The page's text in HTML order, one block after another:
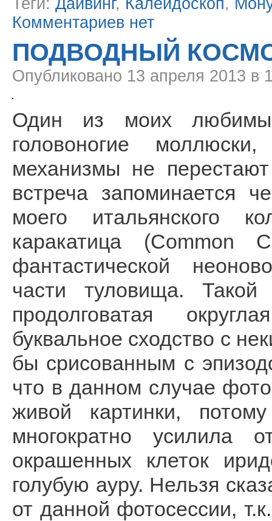
Теги: Дайвинг, Калейдоскоп,
Комментариев нет
ПОДВОДНЫЙ
Опубликовано 13 апреля 2013 в
Один из моих
головоногие
механизмы не
встреча запоминается
моего итальянского
каракатица
фантастической
части туловища.
продолговатая
буквальное сходство с
бы срисованным с
что в данном случае
живой картинки,
многократно усилила
окрашенных клеток
голубую ауру. Нельзя
от данной фотосессии,